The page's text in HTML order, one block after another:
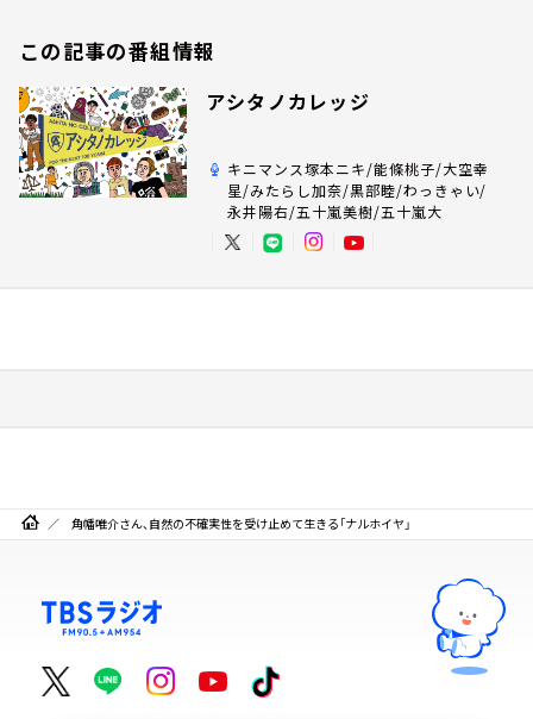
この記事の番組情報
アシタノカレッジ
キニマンス塚本ニキ/能條桃子/大空幸
星/みたらし加奈/黒部睦/わっきゃい/
永井陽右/五十嵐美樹/五十嵐大
角幡唯介さん、自然の不確実性を受け止めて生きる「ナルホイヤ」